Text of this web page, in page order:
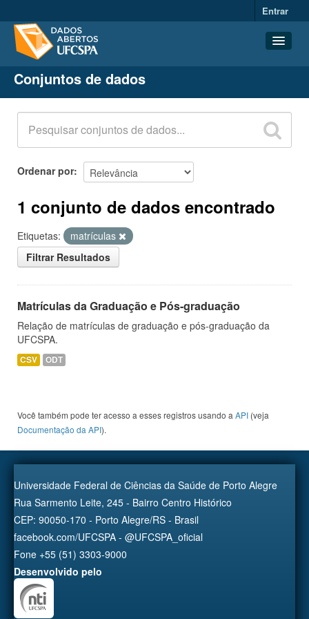
Entrar
Conjuntos de dados
Organizações
Grupos
Sobre
Conjuntos de dados
Ordenar por
1 conjunto de dados encontrado
Etiquetas:
matrículas
Filtrar Resultados
Matrículas da Graduação e Pós-graduação
Relação de matrículas de graduação e pós-graduação da
UFCSPA.
CSV ODT
Você também pode ter acesso a esses registros usando a API (veja
Documentação da API).
Universidade Federal de Ciências da Saúde de Porto Alegre
Rua Sarmento Leite, 245 - Bairro Centro Histórico
CEP: 90050-170 - Porto Alegre/RS - Brasil
facebook.com/UFCSPA - @UFCSPA_oficial
Fone +55 (51) 3303-9000
Desenvolvido pelo